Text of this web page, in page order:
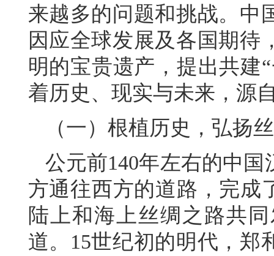
来越多的问题和挑战。中
因应全球发展及各国期待
明的宝贵遗产，提出共建
着历史、现实与未来，源
（一）根植历史，弘扬
公元前140年左右的中
方通往西方的道路，完成
陆上和海上丝绸之路共
道。15世纪初的明代，郑